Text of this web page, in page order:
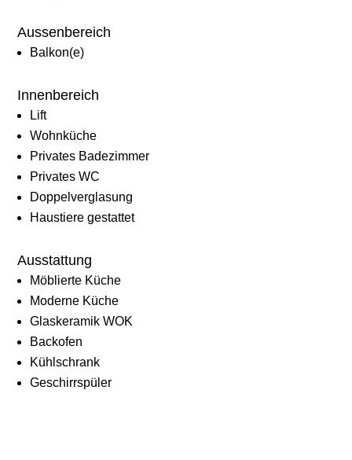
Aussenbereich
Balkon(e)
Innenbereich
Lift
Wohnküche
Privates Badezimmer
Privates WC
Doppelverglasung
Haustiere gestattet
Ausstattung
Möblierte Küche
Moderne Küche
Glaskeramik WOK
Backofen
Kühlschrank
Geschirrspüler